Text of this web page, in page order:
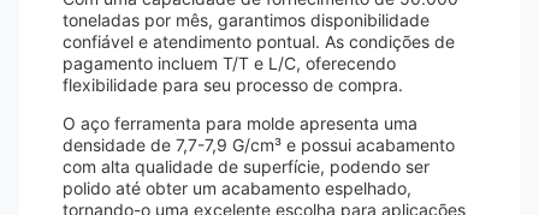
toneladas por mês, garantimos disponibilidade
confiável e atendimento pontual. As condições de
pagamento incluem T/T e L/C, oferecendo
flexibilidade para seu processo de compra.
O aço ferramenta para molde apresenta uma
densidade de 7,7-7,9 G/cm³ e possui acabamento
com alta qualidade de superfície, podendo ser
polido até obter um acabamento espelhado,
tornando-o uma excelente escolha para aplicações